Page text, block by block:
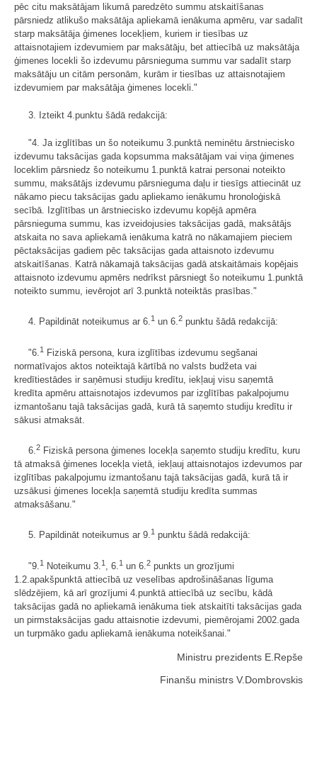
pēc citu maksātājam likumā paredzēto summu atskaitīšanas
pārsniedz atlikušo maksātāja apliekamā ienākuma apmēru, var sadalīt
starp maksātāja ģimenes locekļiem, kuriem ir tiesības uz
attaisnotajiem izdevumiem par maksātāju, bet attiecībā uz maksātāja
ģimenes locekli šo izdevumu pārsnieguma summu var sadalīt starp
maksātāju un citām personām, kurām ir tiesības uz attaisnotajiem
izdevumiem par maksātāja ģimenes locekli."
3. Izteikt 4.punktu šādā redakcijā:
"4. Ja izglītības un šo noteikumu 3.punktā neminētu ārstniecisko
izdevumu taksācijas gada kopsumma maksātājam vai viņa ģimenes
loceklim pārsniedz šo noteikumu 1.punktā katrai personai noteikto
summu, maksātājs izdevumu pārsnieguma daļu ir tiesīgs attiecināt uz
nākamo piecu taksācijas gadu apliekamo ienākumu hronoloģiskā
secībā. Izglītības un ārstniecisko izdevumu kopējā apmēra
pārsnieguma summu, kas izveidojusies taksācijas gadā, maksātājs
atskaita no sava apliekamā ienākuma katrā no nākamajiem pieciem
pēctaksācijas gadiem pēc taksācijas gada attaisnoto izdevumu
atskaitīšanas. Katrā nākamajā taksācijas gadā atskaitāmais kopējais
attaisnoto izdevumu apmērs nedrīkst pārsniegt šo noteikumu 1.punktā
noteikto summu, ievērojot arī 3.punktā noteiktās prasības."
4. Papildināt noteikumus ar 6.1 un 6.2 punktu šādā redakcijā:
"6. 1
Fiziskā persona, kura izglītības izdevumu segšanai
normatīvajos aktos noteiktajā kārtībā no valsts budžeta vai
kredītiestādes ir saņēmusi studiju kredītu, iekļauj visu saņemtā
kredīta apmēru attaisnotajos izdevumos par izglītības pakalpojumu
izmantošanu tajā taksācijas gadā, kurā tā saņemto studiju kredītu ir
sākusi atmaksāt.
6.2 Fiziskā persona ģimenes locekļa saņemto studiju kredītu, kuru
tā atmaksā ģimenes locekļa vietā, iekļauj attaisnotajos izdevumos par
izglītības pakalpojumu izmantošanu tajā taksācijas gadā, kurā tā ir
uzsākusi ģimenes locekļa saņemtā studiju kredīta summas
atmaksāšanu."
5. Papildināt noteikumus ar 9.1 punktu šādā redakcijā:
"9. 1 Noteikumu 3. 1 , 6. 1 un 6. 2 punkts un grozījumi
1.2.apakšpunktā attiecībā uz veselības apdrošināšanas līguma
slēdzējiem, kā arī grozījumi 4.punktā attiecībā uz secību, kādā
taksācijas gadā no apliekamā ienākuma tiek atskaitīti taksācijas gada
un pirmstaksācijas gadu attaisnotie izdevumi, piemērojami 2002.gada
un turpmāko gadu apliekamā ienākuma noteikšanai."
Ministru prezidents E.Repše
Finanšu ministrs V.Dombrovskis